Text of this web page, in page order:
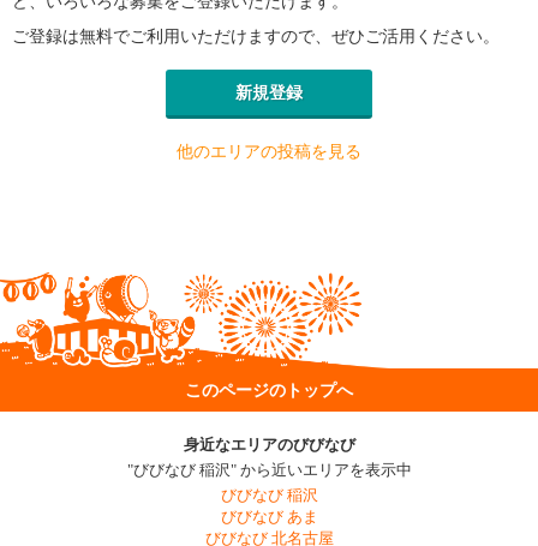
ご登録は無料でご利用いただけますので、ぜひご活用ください。
新規登録
他のエリアの投稿を見る
このページのトップへ
身近なエリアのびびなび
"びびなび 稲沢" から近いエリアを表示中
びびなび 稲沢
びびなび あま
びびなび 北名古屋